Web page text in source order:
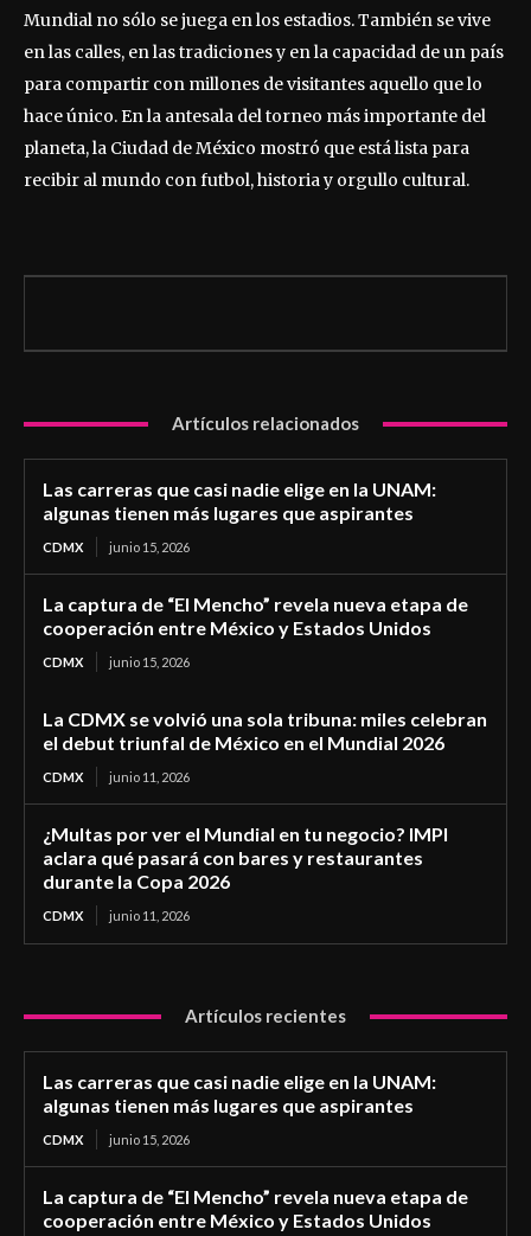
Mundial no sólo se juega en los estadios. También se vive
en las calles, en las tradiciones y en la capacidad de un país
para compartir con millones de visitantes aquello que lo
hace único. En la antesala del torneo más importante del
planeta, la Ciudad de México mostró que está lista para
recibir al mundo con futbol, historia y orgullo cultural.
Artículos relacionados
Las carreras que casi nadie elige en la UNAM:
algunas tienen más lugares que aspirantes
CDMX junio 15, 2026
La captura de “El Mencho” revela nueva etapa de
cooperación entre México y Estados Unidos
CDMX junio 15, 2026
La CDMX se volvió una sola tribuna: miles celebran
el debut triunfal de México en el Mundial 2026
CDMX junio 11, 2026
¿Multas por ver el Mundial en tu negocio? IMPI
aclara qué pasará con bares y restaurantes
durante la Copa 2026
CDMX junio 11, 2026
Artículos recientes
Las carreras que casi nadie elige en la UNAM:
algunas tienen más lugares que aspirantes
CDMX junio 15, 2026
La captura de “El Mencho” revela nueva etapa de
cooperación entre México y Estados Unidos